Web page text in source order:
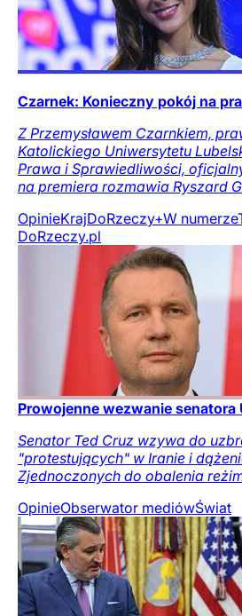
Czarnek: Konieczny pokój na
Z Przemysławem Czarnkiem,
Katolickiego Uniwersytetu
Prawa i Sprawiedliwości,
na premiera rozmawia Ryszard
OpinieKrajDoRzeczy+W numerze
DoRzeczy.pl
Prowojenne wezwanie
Senator Ted Cruz wzywa do
"protestujących" w Iranie i
Zjednoczonych do obalenia
OpinieObserwator mediówŚwiat